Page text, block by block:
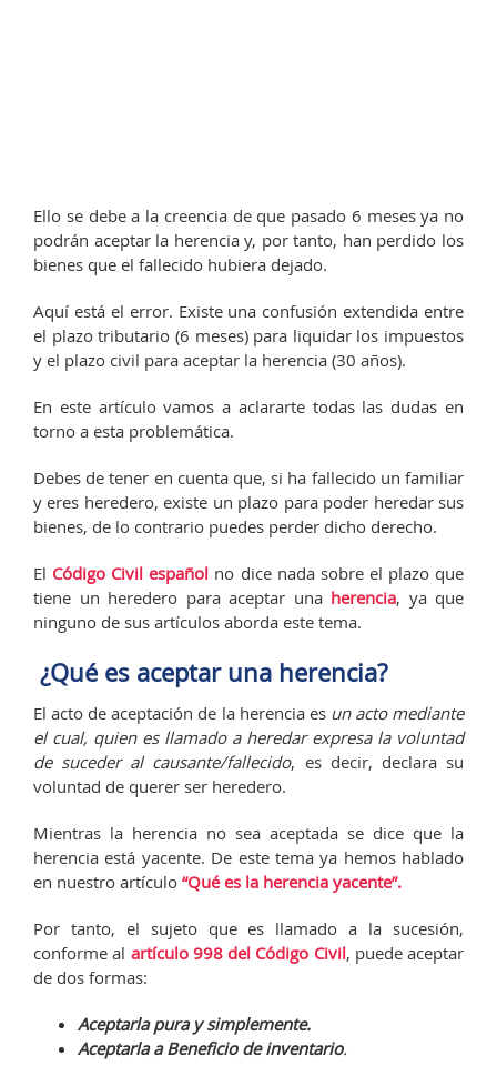
Ello se debe a la creencia de que pasado 6 meses ya no
podrán aceptar la herencia y, por tanto, han perdido los
bienes que el fallecido hubiera dejado.
Aquí está el error. Existe una confusión extendida entre
el plazo tributario (6 meses) para liquidar los impuestos
y el plazo civil para aceptar la herencia (30 años).
En este artículo vamos a aclararte todas las dudas en
torno a esta problemática.
Debes de tener en cuenta que, si ha fallecido un familiar
y eres heredero, existe un plazo para poder heredar sus
bienes, de lo contrario puedes perder dicho derecho.
El Código Civil español no dice nada sobre el plazo que
tiene un heredero para aceptar una herencia, ya que
ninguno de sus artículos aborda este tema.
¿Qué es aceptar una herencia?
El acto de aceptación de la herencia es un acto mediante
el cual, quien es llamado a heredar expresa la voluntad
de suceder al causante/fallecido, es decir, declara su
voluntad de querer ser heredero.
Mientras la herencia no sea aceptada se dice que la
herencia está yacente. De este tema ya hemos hablado
en nuestro artículo “Qué es la herencia yacente”.
Por tanto, el sujeto que es llamado a la sucesión,
conforme al artículo 998 del Código Civil, puede aceptar
de dos formas:
Aceptarla pura y simplemente.
Aceptarla a Beneficio de inventario.